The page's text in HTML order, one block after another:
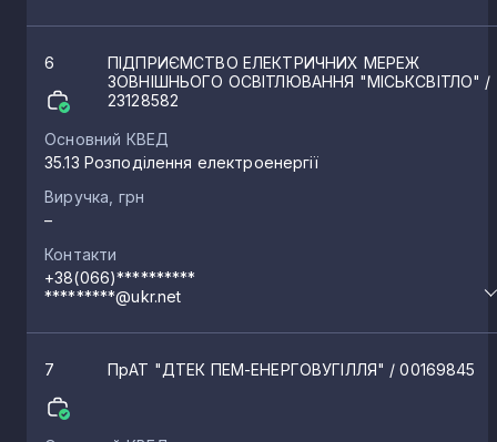
1
Новоамвросіївське 1
Кленівка
Ясинувата
Середнє
6
ПІДПРИЄМСТВО ЕЛЕКТРИЧНИХ МЕРЕЖ
ЗОВНІШНЬОГО ОСВІТЛЮВАННЯ "МІСЬКСВІТЛО" /
23128582
Основний КВЕД
35.13 Розподілення електроенергії
Виручка, грн
–
Контакти
+38(066)**********
*********@ukr.net
7 ПрАТ "ДТЕК ПЕМ-ЕНЕРГОВУГІЛЛЯ" / 00169845